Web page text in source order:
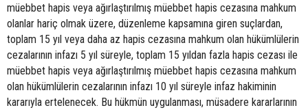
müebbet hapis veya ağırlaştırılmış müebbet hapis cezasına mahkum
olanlar hariç olmak üzere, düzenleme kapsamına giren suçlardan,
toplam 15 yıl veya daha az hapis cezasına mahkum olan hükümlülerin
cezalarının infazı 5 yıl süreyle, toplam 15 yıldan fazla hapis cezası ile
müebbet hapis veya ağırlaştırılmış müebbet hapis cezasına mahkum
olan hükümlülerin cezalarının infazı 10 yıl süreyle infaz hakiminin
kararıyla ertelenecek. Bu hükmün uygulanması, müsadere kararlarının